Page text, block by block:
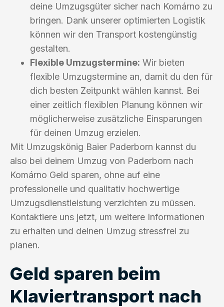
deine Umzugsgüter sicher nach Komárno zu
bringen. Dank unserer optimierten Logistik
können wir den Transport kostengünstig
gestalten.
Flexible Umzugstermine: Wir bieten
flexible Umzugstermine an, damit du den für
dich besten Zeitpunkt wählen kannst. Bei
einer zeitlich flexiblen Planung können wir
möglicherweise zusätzliche Einsparungen
für deinen Umzug erzielen.
Mit Umzugskönig Baier Paderborn kannst du
also bei deinem Umzug von Paderborn nach
Komárno Geld sparen, ohne auf eine
professionelle und qualitativ hochwertige
Umzugsdienstleistung verzichten zu müssen.
Kontaktiere uns jetzt, um weitere Informationen
zu erhalten und deinen Umzug stressfrei zu
planen.
Geld sparen beim
Klaviertransport nach